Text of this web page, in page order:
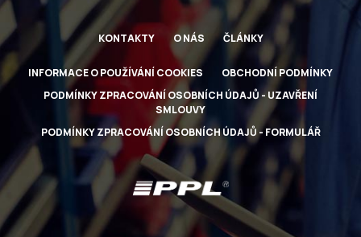
KONTAKTY O NÁS ČLÁNKY
INFORMACE O POUŽÍVÁNÍ COOKIES
OBCHODNÍ PODMÍNKY
PODMÍNKY ZPRACOVÁNÍ OSOBNÍCH ÚDAJŮ - UZAVŘENÍ
SMLOUVY
PODMÍNKY ZPRACOVÁNÍ OSOBNÍCH ÚDAJŮ - FORMULÁŘ